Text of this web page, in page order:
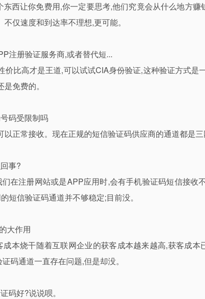
西让你免费用,你一定要思考,他们究竟会从什么地方赚
仅速度和到达率不理想,更可能。
注册验证服务商,或者替代短...
价比高才是王道,可以试试CIA身份验证,这种验证方式是
免费的。
码受限制吗
正常接收。现在正规的短信验证码供应商的通道都是三
事?
在注册网站或是APP应用时,会有手机验证码短信接收
短信验证码通道并不够稳定;目前没。
大作用
本烧干随着互联网企业的获客成本越来越高,获客成本
码通道一直存在问题,但是却没。
码好?说说呗。